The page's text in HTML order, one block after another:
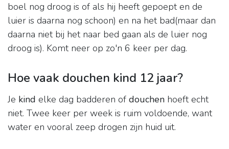
boel nog droog is of als hij heeft gepoept en de
luier is daarna nog schoon) en na het bad(maar dan
daarna niet bij het naar bed gaan als de luier nog
droog is). Komt neer op zo'n 6 keer per dag.
Hoe vaak douchen kind 12 jaar?
Je kind elke dag badderen of douchen hoeft echt
niet. Twee keer per week is ruim voldoende, want
water en vooral zeep drogen zijn huid uit.